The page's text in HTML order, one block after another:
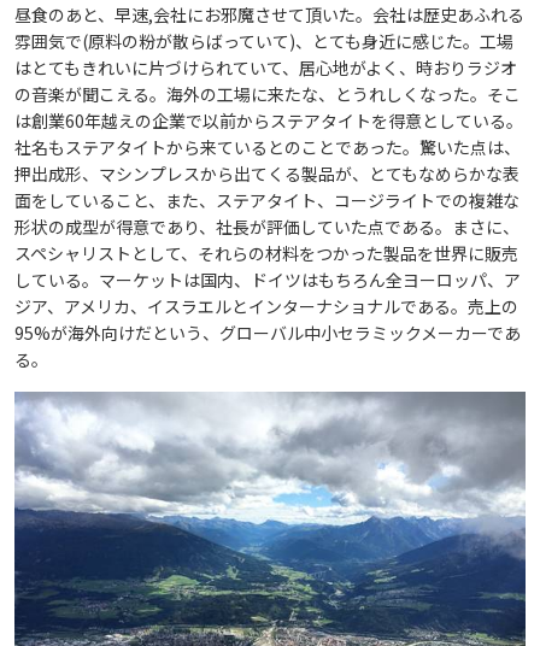
昼食のあと、早速,会社にお邪魔させて頂いた。会社は歴史あふれる
雰囲気で(原料の粉が散らばっていて)、とても身近に感じた。工場
はとてもきれいに片づけられていて、居心地がよく、時おりラジオ
の音楽が聞こえる。海外の工場に来たな、とうれしくなった。そこ
は創業60年越えの企業で以前からステアタイトを得意としている。
社名もステアタイトから来ているとのことであった。驚いた点は、
押出成形、マシンプレスから出てくる製品が、とてもなめらかな表
面をしていること、また、ステアタイト、コージライトでの複雑な
形状の成型が得意であり、社長が評価していた点である。まさに、
スペシャリストとして、それらの材料をつかった製品を世界に販売
している。マーケットは国内、ドイツはもちろん全ヨーロッパ、ア
ジア、アメリカ、イスラエルとインターナショナルである。売上の
95%が海外向けだという、グローバル中小セラミックメーカーであ
る。